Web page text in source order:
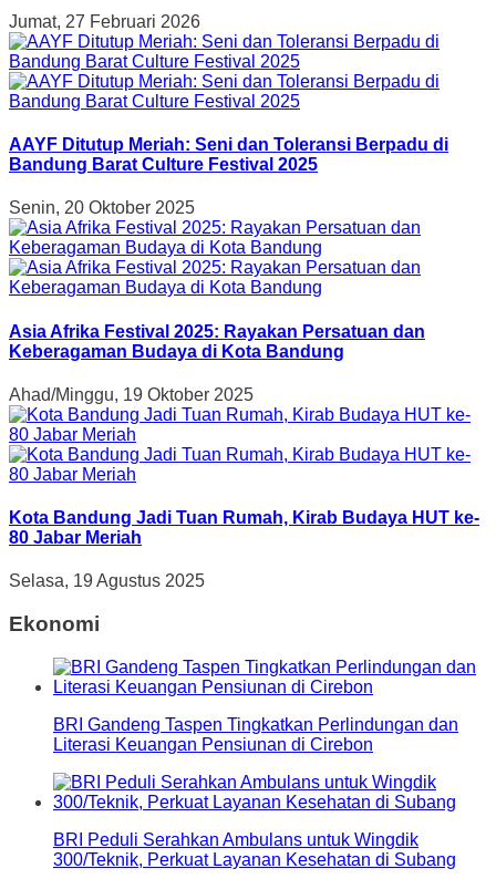
Jumat, 27 Februari 2026
AAYF Ditutup Meriah: Seni dan Toleransi Berpadu di
Bandung Barat Culture Festival 2025
Senin, 20 Oktober 2025
Asia Afrika Festival 2025: Rayakan Persatuan dan
Keberagaman Budaya di Kota Bandung
Ahad/Minggu, 19 Oktober 2025
Kota Bandung Jadi Tuan Rumah, Kirab Budaya HUT ke-
80 Jabar Meriah
Selasa, 19 Agustus 2025
Ekonomi
BRI Gandeng Taspen Tingkatkan Perlindungan dan
Literasi Keuangan Pensiunan di Cirebon
BRI Peduli Serahkan Ambulans untuk Wingdik
300/Teknik, Perkuat Layanan Kesehatan di Subang